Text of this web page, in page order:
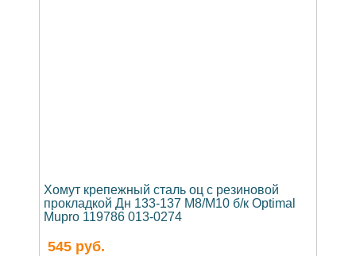
Хомут крепежный сталь оц с резиновой
прокладкой Дн 133-137 М8/М10 б/к Optimal
Mupro 119786 013-0274
545 руб.